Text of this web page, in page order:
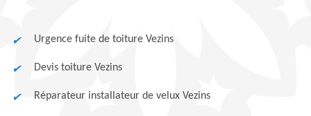
Urgence fuite de toiture Vezins
Devis toiture Vezins
Réparateur installateur de velux Vezins